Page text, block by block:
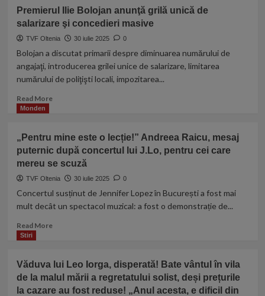
de
administraţie
pentru
şi
bonusuri
în
Jiului
Victor
Ciutacu:
„Liderii
politici
mult
prea
partid
și
de
N-
au
timp
chef
năpăstuiți”
Premierul Ilie Bolojan anunţă grilă unică de
salarizare şi concedieri masive
TVF Oltenia 30 iulie 2025 0
Bolojan a discutat primarii despre diminuarea numărului de
angajaţi, introducerea grilei unice de salarizare, limitarea
numărului de poliţişti locali, impozitarea...
Read MoreRead
Ilie
Bolojan
anunţă
grilă
de
salarizare
Monden
„Pentru mine este o lecție!” Andreea Raicu, mesaj
puternic după concertul lui J.Lo, pentru cei care
mereu se scuză
TVF Oltenia 30 iulie 2025 0
Concertul susținut de Jennifer Lopez în București a fost mai
mult decât un spectacol muzical: a fost o demonstrație de...
Read MoreRead
mine
este
o
Stiri
Văduva lui Leo Iorga, disperată! Bate vântul în vila
de la malul mării a regretatului solist, deși prețurile
la cazare au fost reduse! „Anul acesta, e dificil din